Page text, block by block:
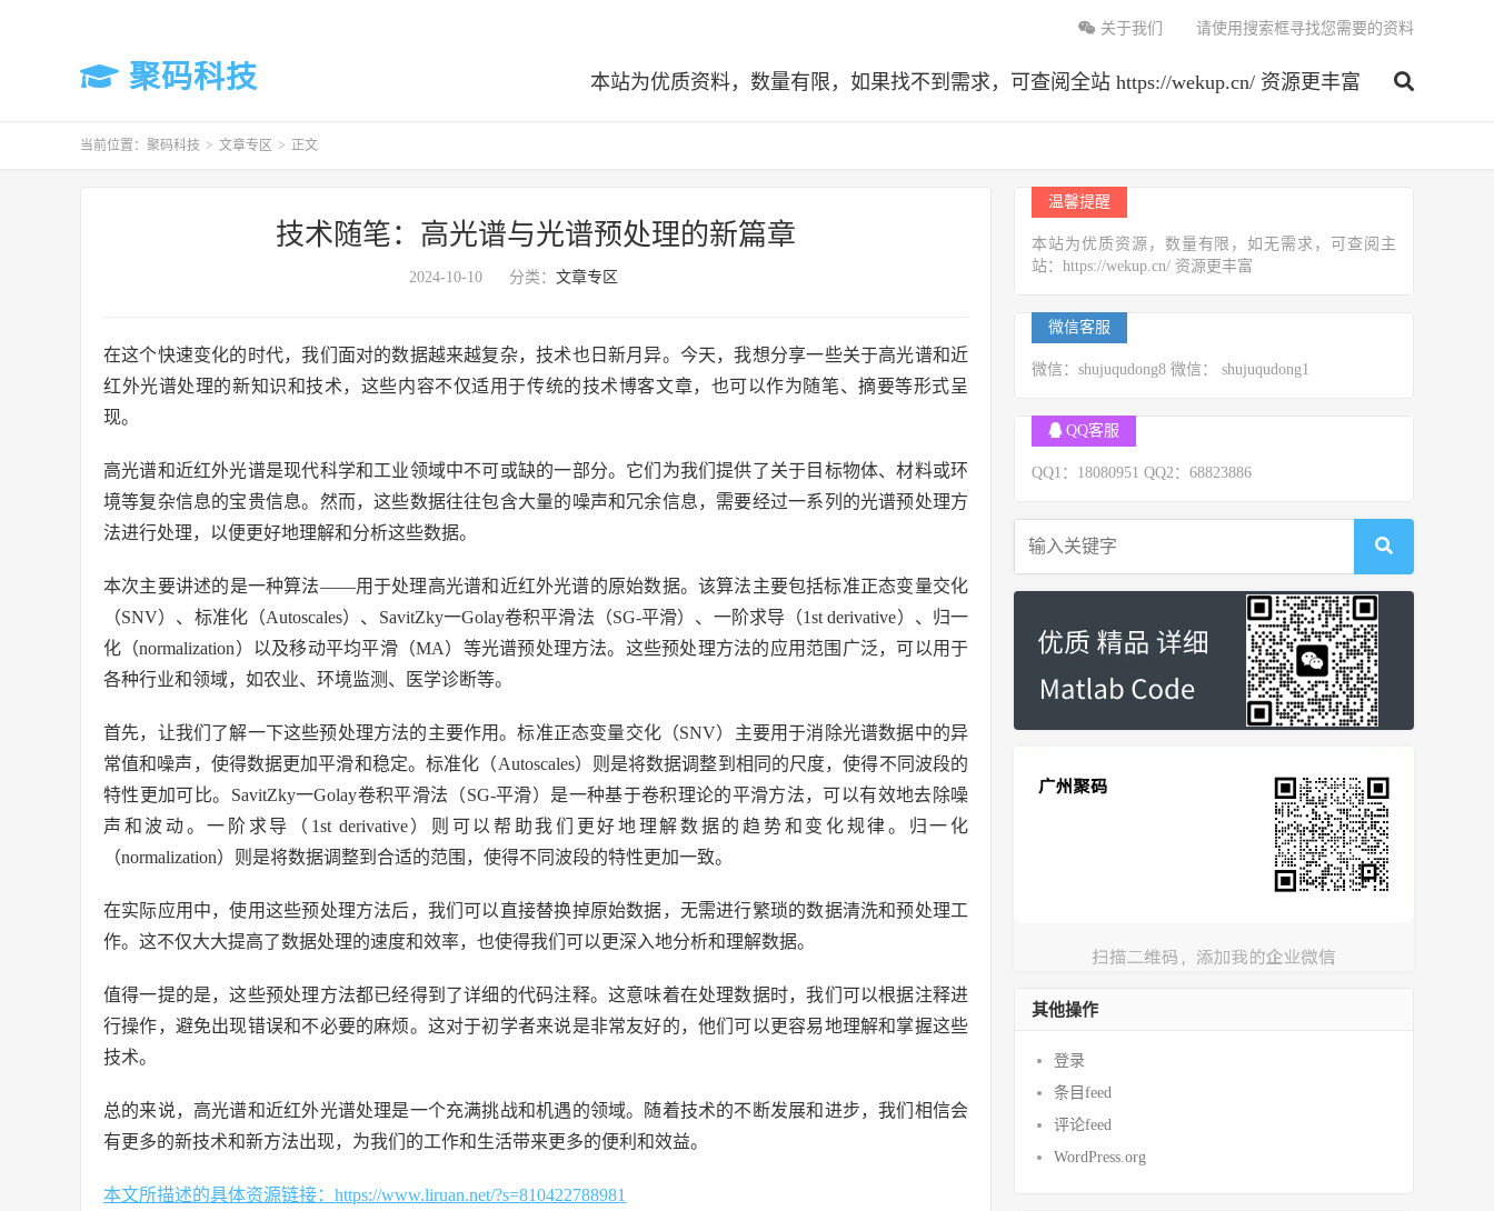
聚码科技 本站为优质资料，数量有限，如果找不到需求，可查阅全站 https://wekup.cn/ 资源更丰富
关于我们 请使用搜索框寻找您需要的资料
当前位置： 聚码科技 > 文章专区 > 正文
技术随笔：高光谱与光谱预处理的新篇章
2024-10-10 分类： 文章专区
在这个快速变化的时代，我们面对的数据越来越复杂，技术也日新月异。今天，我想分享一些关于高光谱和近
红外光谱处理的新知识和技术，这些内容不仅适用于传统的技术博客文章，也可以作为随笔、摘要等形式呈
现。
高光谱和近红外光谱是现代科学和工业领域中不可或缺的一部分。它们为我们提供了关于目标物体、材料或环
境等复杂信息的宝贵信息。然而，这些数据往往包含大量的噪声和冗余信息，需要经过一系列的光谱预处理方
法进行处理，以便更好地理解和分析这些数据。
本次主要讲述的是一种算法——用于处理高光谱和近红外光谱的原始数据。该算法主要包括标准正态变量交化
（SNV）、标准化（Autoscales）、SavitZky一Golay卷积平滑法（SG-平滑）、一阶求导（1st derivative）、归一
化（normalization）以及移动平均平滑（MA）等光谱预处理方法。这些预处理方法的应用范围广泛，可以用于
各种行业和领域，如农业、环境监测、医学诊断等。
首先，让我们了解一下这些预处理方法的主要作用。标准正态变量交化（SNV）主要用于消除光谱数据中的异
常值和噪声，使得数据更加平滑和稳定。标准化（Autoscales）则是将数据调整到相同的尺度，使得不同波段的
特性更加可比。SavitZky一Golay卷积平滑法（SG-平滑）是一种基于卷积理论的平滑方法，可以有效地去除噪
声和波动。一阶求导（1st derivative）则可以帮助我们更好地理解数据的趋势和变化规律。归一化
（normalization）则是将数据调整到合适的范围，使得不同波段的特性更加一致。
在实际应用中，使用这些预处理方法后，我们可以直接替换掉原始数据，无需进行繁琐的数据清洗和预处理工
作。这不仅大大提高了数据处理的速度和效率，也使得我们可以更深入地分析和理解数据。
值得一提的是，这些预处理方法都已经得到了详细的代码注释。这意味着在处理数据时，我们可以根据注释进
行操作，避免出现错误和不必要的麻烦。这对于初学者来说是非常友好的，他们可以更容易地理解和掌握这些
技术。
总的来说，高光谱和近红外光谱处理是一个充满挑战和机遇的领域。随着技术的不断发展和进步，我们相信会
有更多的新技术和新方法出现，为我们的工作和生活带来更多的便利和效益。
本文所描述的具体资源链接：https://www.liruan.net/?s=810422788981
温馨提醒
本站为优质资源，数量有限，如无需求，可查阅主
站：https://wekup.cn/ 资源更丰富
微信客服
微信：shujuqudong8 微信： shujuqudong1
QQ客服
QQ1：18080951 QQ2：68823886
其他操作
登录
条目feed
评论feed
WordPress.org